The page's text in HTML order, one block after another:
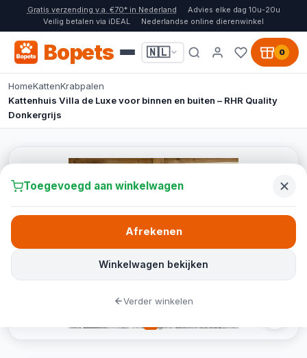
Gratis verzending v.a. €70* in Nederland
Advies elke dag 10u-20u
Veilig betalen via iDEAL
Nederlandse online dierenwinkel
Bopets 🇳🇱 0
HomeKattenKrabpalen
Kattenhuis Villa de Luxe voor binnen en buiten – RHR Quality
Donkergrijs
Toegevoegd aan winkelwagen
Winkelwagen bekijken
Afrekenen
Verder winkelen